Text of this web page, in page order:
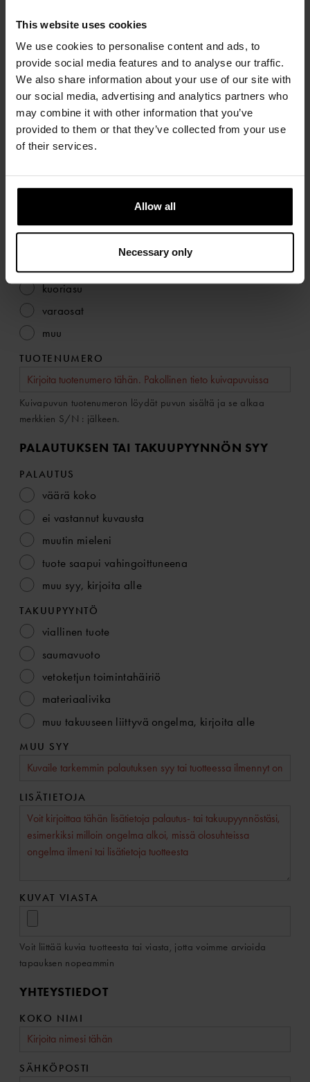
This website uses cookies
We use cookies to personalise content and ads, to
provide social media features and to analyse our traffic.
We also share information about your use of our site with
our social media, advertising and analytics partners who
may combine it with other information that you’ve
provided to them or that they’ve collected from your use
of their services.
Allow all
Necessary only
OSTOTIEDOT
TILAUKSEN NUMERO
OSTOPÄIVÄ
TUOTETIEDOT
kuoriasu
varaosat
muu
TUOTENUMERO
Kuivapuvun tuotenumeron löydät puvun sisältä ja se alkaa
merkkien S/N : jälkeen.
PALAUTUKSEN TAI TAKUUPYYNNÖN SYY
PALAUTUS
väärä koko
ei vastannut kuvausta
muutin mieleni
tuote saapui vahingoittuneena
muu syy, kirjoita alle
TAKUUPYYNTÖ
viallinen tuote
saumavuoto
vetoketjun toimintahäiriö
materiaalivika
muu takuuseen liittyvä ongelma, kirjoita alle
MUU SYY
LISÄTIETOJA
KUVAT VIASTA
Voit liittää kuvia tuotteesta tai viasta, jotta voimme arvioida
tapauksen nopeammin
YHTEYSTIEDOT
KOKO NIMI
SÄHKÖPOSTI